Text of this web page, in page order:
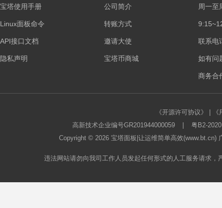
宝塔使用手册
Linux面板命令
API接口文档
隐私声明
公司简介
转账方式
邀请大使
宝塔币商城
周一至
联系电
如有问
商务合
《开源许可协议》
高新技术企业编号GR201944000059
粤B2-
Copyright © 2026 宝塔面板 |让运维简单高效
违法网站请勿向我司工作人员发起任何形式的人工服务请求，